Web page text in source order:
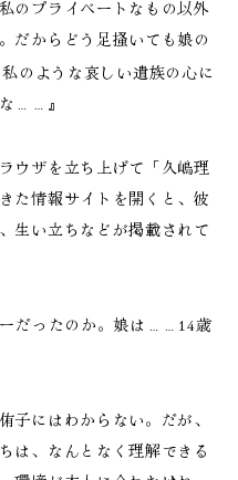
のプライベートなもの以外
だからどう足掻いても娘の
のような哀しい遺族の心に
……』
ウザを立ち上げて「久嶋理
た情報サイトを開くと、彼
生い立ちなどが掲載されて
だったのか。娘は……14歳
にはわからない。だが、
は、なんとなく理解できる